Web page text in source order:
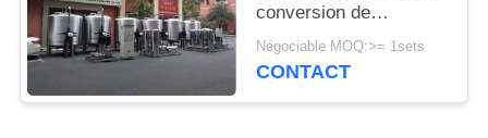
conversion de
fréquence d'usine de
filtration de l'eau de
Négociable MOQ:>= 1sets
CONTACT